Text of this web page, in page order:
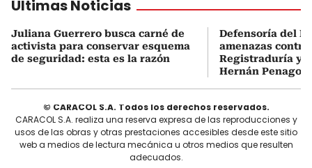
Últimas Noticias
Juliana Guerrero busca carné de
activista para conservar esquema
de seguridad: esta es la razón
Defensoría del
amenazas contra
Registraduría y
Hernán Penagos
© CARACOL S.A. Todos los derechos reservados.
CARACOL S.A. realiza una reserva expresa de las reproducciones y
usos de las obras y otras prestaciones accesibles desde este sitio
web a medios de lectura mecánica u otros medios que resulten
adecuados.